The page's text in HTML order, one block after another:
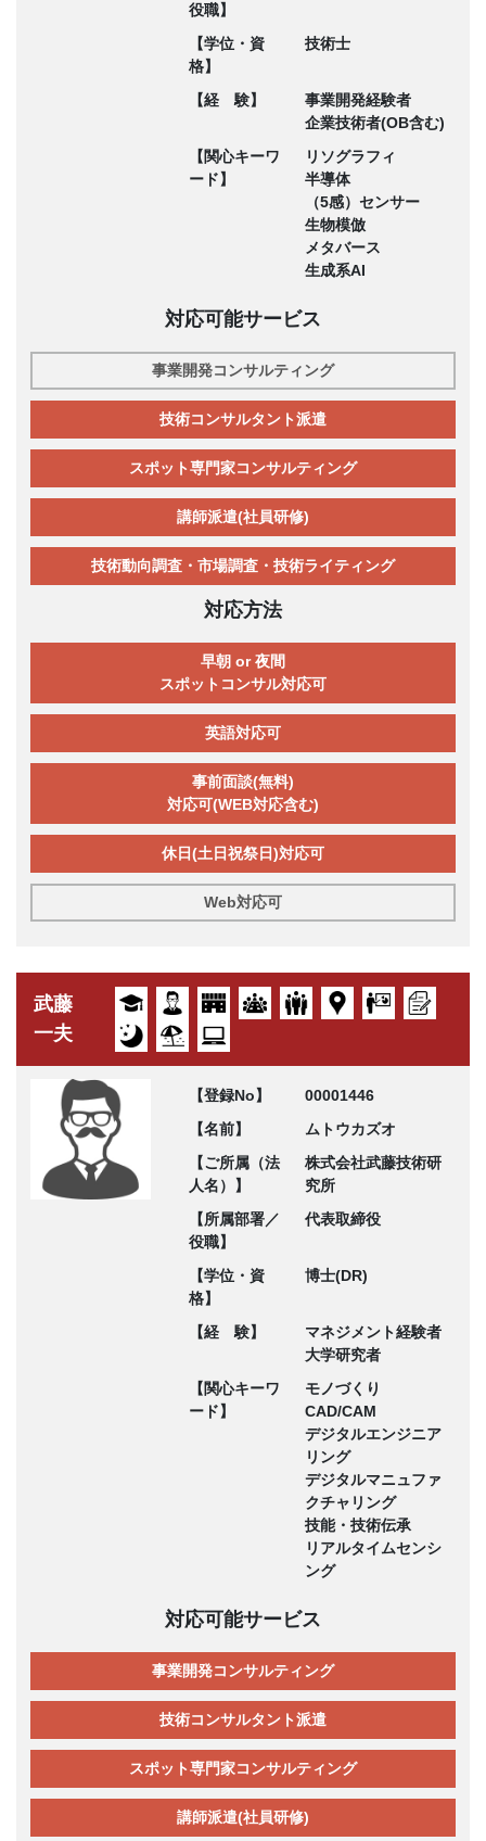
役職】
【学位・資
格】
技術士
【経 験】
事業開発経験者
企業技術者(OB含む)
【関心キーワ
ード】
リソグラフィ
半導体
（5感）センサー
生物模倣
メタバース
生成系AI
対応可能サービス
事業開発コンサルティング
技術コンサルタント派遣
スポット専門家コンサルティング
講師派遣(社員研修)
技術動向調査・市場調査・技術ライティング
対応方法
早朝 or 夜間
スポットコンサル対応可
英語対応可
事前面談(無料)
対応可(WEB対応含む)
休日(土日祝祭日)対応可
Web対応可
武藤
一夫
【登録No】
00001446
【名前】
ムトウカズオ
【ご所属（法
人名）】
株式会社武藤技術研
究所
【所属部署／
役職】
代表取締役
【学位・資
格】
博士(DR)
【経 験】
マネジメント経験者
大学研究者
【関心キーワ
ード】
モノづくり
CAD/CAM
デジタルエンジニア
リング
デジタルマニュファ
クチャリング
技能・技術伝承
リアルタイムセンシ
ング
対応可能サービス
事業開発コンサルティング
技術コンサルタント派遣
スポット専門家コンサルティング
講師派遣(社員研修)